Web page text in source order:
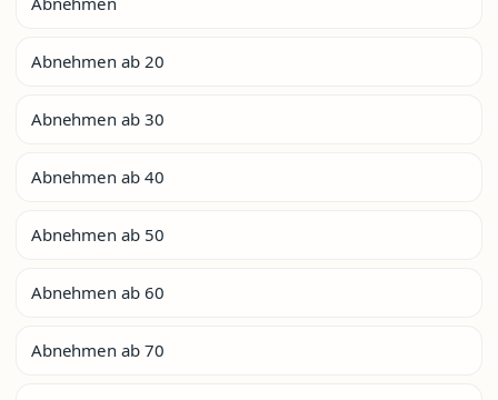
Abnehmen ab 20
Abnehmen ab 30
Abnehmen ab 40
Abnehmen ab 50
Abnehmen ab 60
Abnehmen ab 70